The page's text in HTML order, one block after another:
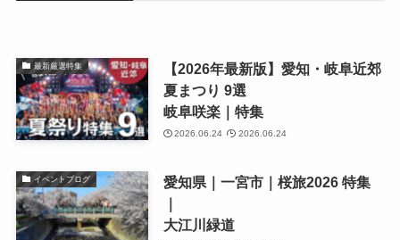
最新厳選特集
【2026年最新版】愛知・岐阜近郊
夏まつり 9選
岐阜咲楽｜特集
2026.06.24 2026.06.24
イベントブログ
愛知県｜一宮市｜桜旅2026 特集
｜
大江川緑道